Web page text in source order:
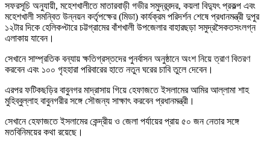
সফরসূচি অনুযায়ী, মহেশখালীতে মাতারবাড়ী গভীর সমুদ্রবন্দর, কয়লা বিদ্যুৎ প্রকল্প এবং
মহেশখালী সমন্বিত উন্নয়ন কর্তৃপক্ষের (মিডা) কার্যক্রম পরিদর্শন শেষে প্রধানমন্ত্রী দুপুর
১২টার দিকে হেলিকপ্টারে চট্টগ্রামের বাঁশখালী উপজেলার বাহারছড়া সমুদ্রসৈকতসংলগ্ন
এলাকায় যাবেন।
সেখানে সাম্প্রতিক বন্যায় ক্ষতিগ্রস্তদের পুনর্বাসন অনুষ্ঠানে অংশ নিয়ে ত্রাণ বিতরণ
করবেন এবং ১০০ গৃহহারা পরিবারের হাতে নতুন ঘরের চাবি তুলে দেবেন।
এরপর ফটিকছড়ির বাবুনগর মাদ্রাসায় গিয়ে হেফাজতে ইসলামের আমির আল্লামা শাহ
মুহিব্বুল্লাহ বাবুনগরীর সঙ্গে সৌজন্য সাক্ষাৎ করবেন প্রধানমন্ত্রী।
সেখানে হেফাজতে ইসলামের কেন্দ্রীয় ও জেলা পর্যায়ের প্রায় ৫০ জন নেতার সঙ্গে
মতবিনিময়ের কথা রয়েছে।